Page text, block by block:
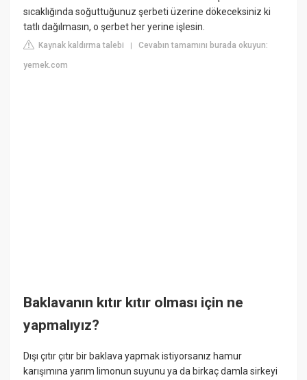
sıcaklığında soğuttuğunuz şerbeti üzerine dökeceksiniz ki
tatlı dağılmasın, o şerbet her yerine işlesin.
Kaynak kaldırma talebi |Cevabın tamamını burada okuyun:
yemek.com
Baklavanın kıtır kıtır olması için ne
yapmalıyız?
Dışı çıtır çıtır bir baklava yapmak istiyorsanız hamur
karışımına yarım limonun suyunu ya da birkaç damla sirkeyi